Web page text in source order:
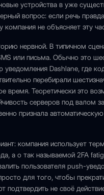
устройства в уже
вопрос: если речь
компания не объясняет эту
нервной. В типичном
или письма. Обычно это
уведомления Dashlane, где
перебирали
время. Теоретически это
серверов под валом
признала
компания использует
а о так называемой 2FA
пользователя push-
для того, чтобы
подтвердить не своё